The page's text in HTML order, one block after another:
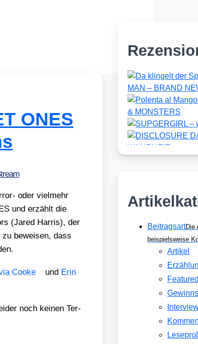
ONES
oder viel­mehr
und erzählt die
(Jared Har­ris), der
bewei­sen, dass
Coo­ke und Erin
noch kei­nen Ter­
BeitragsartDie
beispielsweise
Artikel